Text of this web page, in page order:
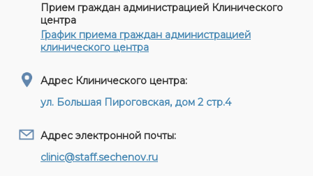
Прием граждан администрацией Клинического
центра
График приема граждан администрацией
клинического центра
Адрес Клинического центра:
ул. Большая Пироговская, дом 2 стр.4
Адрес электронной почты:
clinic@staff.sechenov.ru